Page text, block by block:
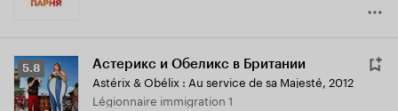
Рейтинг
Кинопоиска
5.8
5.8 Астерикс и Обеликс в Британии
Astérix & Obélix : Au service de sa Majesté, 2012
Légionnaire immigration 1